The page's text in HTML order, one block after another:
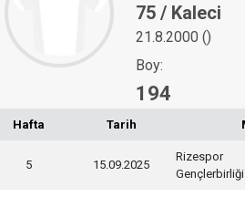
75 / Kaleci
21.8.2000 ()
Boy:
194
Hafta Tarih
5 15.09.2025
Rizespor
Gençlerbirliği